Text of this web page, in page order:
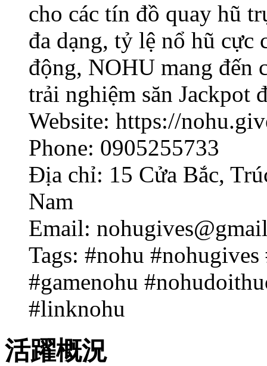
cho các tín đồ quay hũ
đa dạng, tỷ lệ nổ hũ cực
động, NOHU mang đến
trải nghiệm săn Jackpot
Website: https://
Phone: 0905255733
Địa chỉ: 15 Cửa Bắc,
Nam
Email:
Tags: #nohu
#gamenohu
#linknohu
活躍概況